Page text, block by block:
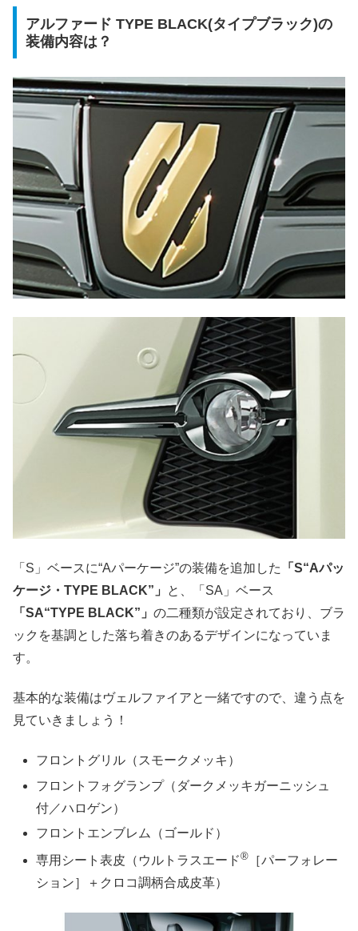
アルファード TYPE BLACK(タイプブラック)の
装備内容は？
「S」ベースに“Aパーケージ”の装備を追加した
「S“Aパッ
ケージ・TYPE BLACK”」
と、「SA」ベース
「SA“TYPE BLACK”」 の二種類が設定されており、ブラ
ックを基調とした落ち着きのあるデザインになっていま
す。
基本的な装備はヴェルファイアと一緒ですので、違う点を
見ていきましょう！
フロントグリル（スモークメッキ）
フロントフォグランプ（ダークメッキガーニッシュ
付／ハロゲン）
フロントエンブレム（ゴールド）
専用シート表皮（ウルトラスエード® ［パーフォレー
ション］＋クロコ調柄合成皮革）